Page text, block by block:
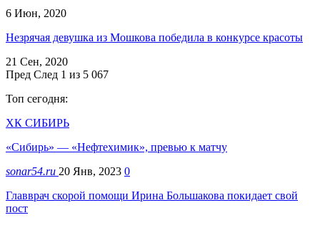
6 Июн, 2020
Незрячая девушка из Мошкова победила в конкурсе красоты
21 Сен, 2020
Пред След 1 из 5 067
Топ сегодня:
ХК СИБИРЬ
«Сибирь» — «Нефтехимик», превью к матчу
sonar54.ru 20 Янв, 2023 0
Главврач скорой помощи Ирина Большакова покидает свой
пост